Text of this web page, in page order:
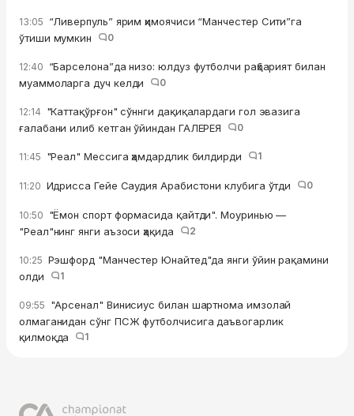
13:05 “Ливерпуль” ярим ҳимоячиси “Манчестер Сити”га
ўтиши мумкин
0
12:40 “Барселона”да низо: юлдуз футболчи раҳбарият билан
муаммоларга дуч келди
0
12:14 "Каттақўрғон" сўннги дақиқалардаги гол эвазига
ғалабани илиб кетган ўйиндан ГАЛЕРЕЯ
0
11:45 "Реал" Мессига ҳамдардлик билдирди 1
11:20 Идрисса Гейе Саудия Арабистони клубига ўтди 0
10:50 "Ёмон спорт формасида қайтди". Моуринью —
"Реал"нинг янги аъзоси ҳақида
2
10:25 Рэшфорд "Манчестер Юнайтед"да янги ўйин рақамини
олди
1
09:55 "Арсенал" Винисиус билан шартнома имзолай
олмаганидан сўнг ПСЖ футболчисига даъвогарлик
қилмоқда
1